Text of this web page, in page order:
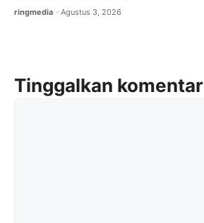
ringmedia Agustus 3, 2026
Tinggalkan komentar